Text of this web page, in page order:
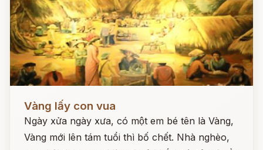
Vàng lấy con vua
Ngày xửa ngày xưa, có một em bé tên là Vàng,
Vàng mới lên tám tuổi thì bố chết. Nhà nghèo,